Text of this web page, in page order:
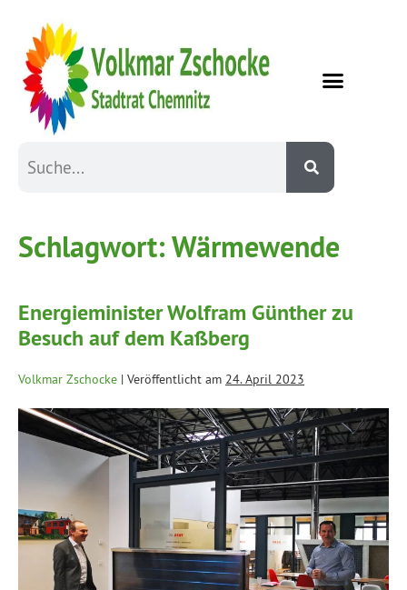
Schlagwort:Wärmewende
Energieminister Wolfram Günther zu
Besuch auf dem Kaßberg
Volkmar Zschocke | Veröffentlicht am 24. April 2023